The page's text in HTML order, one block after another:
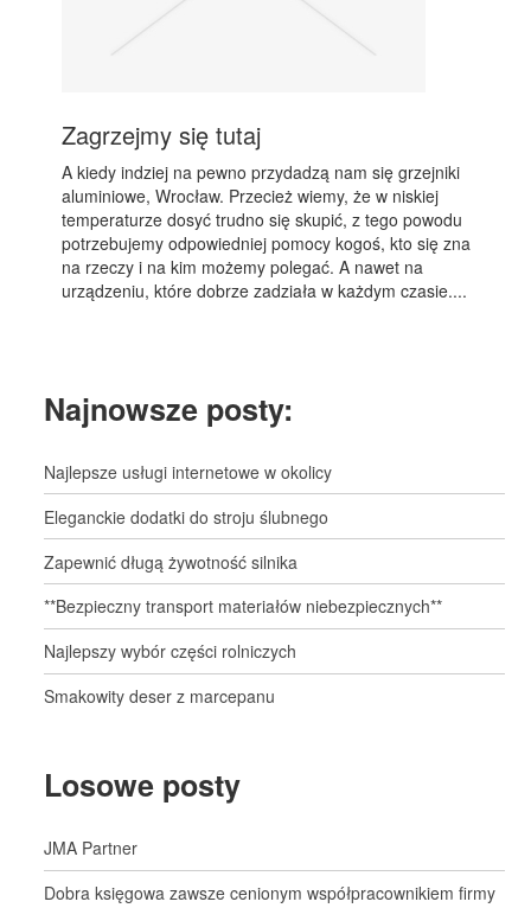
Zagrzejmy się tutaj
A kiedy indziej na pewno przydadzą nam się grzejniki
aluminiowe, Wrocław. Przecież wiemy, że w niskiej
temperaturze dosyć trudno się skupić, z tego powodu
potrzebujemy odpowiedniej pomocy kogoś, kto się zna
na rzeczy i na kim możemy polegać. A nawet na
urządzeniu, które dobrze zadziała w każdym czasie....
Najnowsze posty:
Najlepsze usługi internetowe w okolicy
Eleganckie dodatki do stroju ślubnego
Zapewnić długą żywotność silnika
**Bezpieczny transport materiałów niebezpiecznych**
Najlepszy wybór części rolniczych
Smakowity deser z marcepanu
Losowe posty
JMA Partner
Dobra księgowa zawsze cenionym współpracownikiem firmy